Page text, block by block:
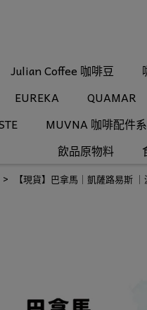
Julian Coffee 咖啡豆
EUREKA QUAMAR
MUVNA 咖啡配件
飲品原物料
【現貨】巴拿馬｜凱薩路易斯